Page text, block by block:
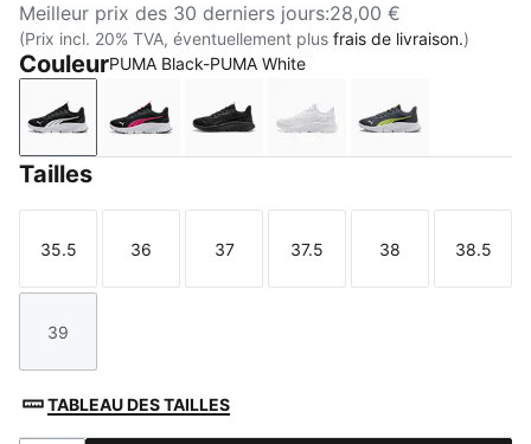
Meilleur prix des 30 derniers jours:28,00 €
(Prix incl. 20% TVA, éventuellement plus frais de livraison.)
CouleurPUMA Black-PUMA White
PUMA Black-PUMA White
PUMA Black-PUMA Pink-PUMA White
PUMA Black-Flat Dark Gray
PUMA White-Flat Light
Strong Gray-
Tailles
Taille
35.5
Taille
36
Taille
37
Taille
37.5
Taille
38
Taille
38.5
Taille
39
TABLEAU DES TAILLES